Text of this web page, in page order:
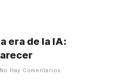
era de la IA:
No Hay Comentarios